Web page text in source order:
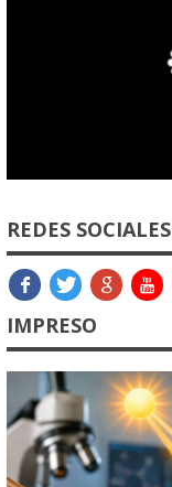
REDES SOCIALES
IMPRESO